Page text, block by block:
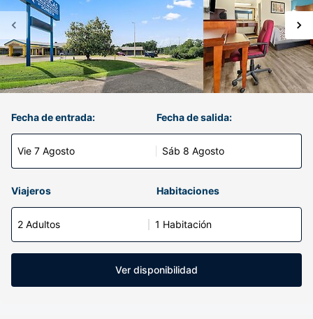
Fecha de entrada:
Vie 7 Agosto
Fecha de salida:
Sáb 8 Agosto
Viajeros Habitaciones
2 Adultos 1 Habitación
Ver disponibilidad